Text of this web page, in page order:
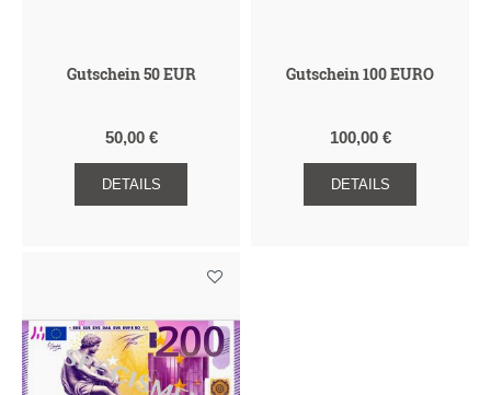
Gutschein 50 EUR
50,00 €
DETAILS
Gutschein 100 EURO
100,00 €
DETAILS